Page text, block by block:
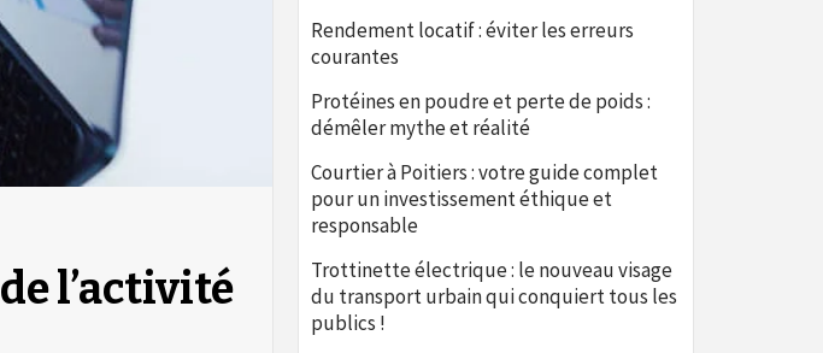
l’activité
Rendement locatif : éviter les erreurs
courantes
Protéines en poudre et perte de poids :
démêler mythe et réalité
Courtier à Poitiers : votre guide complet
pour un investissement éthique et
responsable
Trottinette électrique : le nouveau visage
du transport urbain qui conquiert tous les
publics !